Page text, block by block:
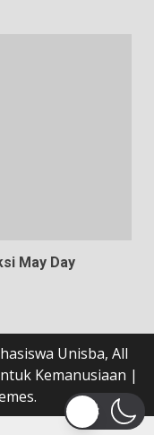
May Day
Unisba, All
Kemanusiaan |